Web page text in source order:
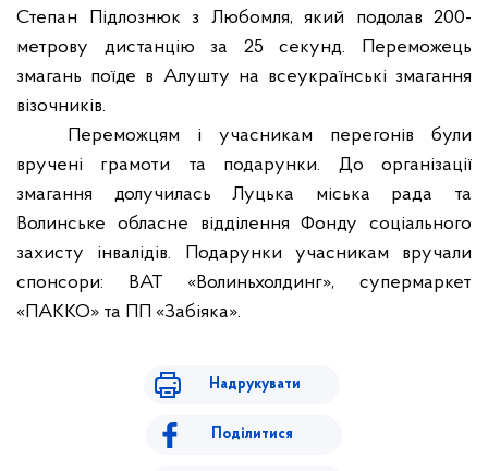
Степан Підлознюк з Любомля, який подолав 200-
метрову дистанцію за 25 секунд. Переможець
змагань поїде в Алушту на всеукраїнські змагання
візочників.
Переможцям і учасникам перегонів були
вручені грамоти та подарунки. До організації
змагання долучилась Луцька міська рада та
Волинське обласне відділення Фонду соціального
захисту інвалідів. Подарунки учасникам вручали
спонсори: ВАТ «Волиньхолдинг», супермаркет
«ПАККО» та ПП «Забіяка».
Надрукувати
Поділитися